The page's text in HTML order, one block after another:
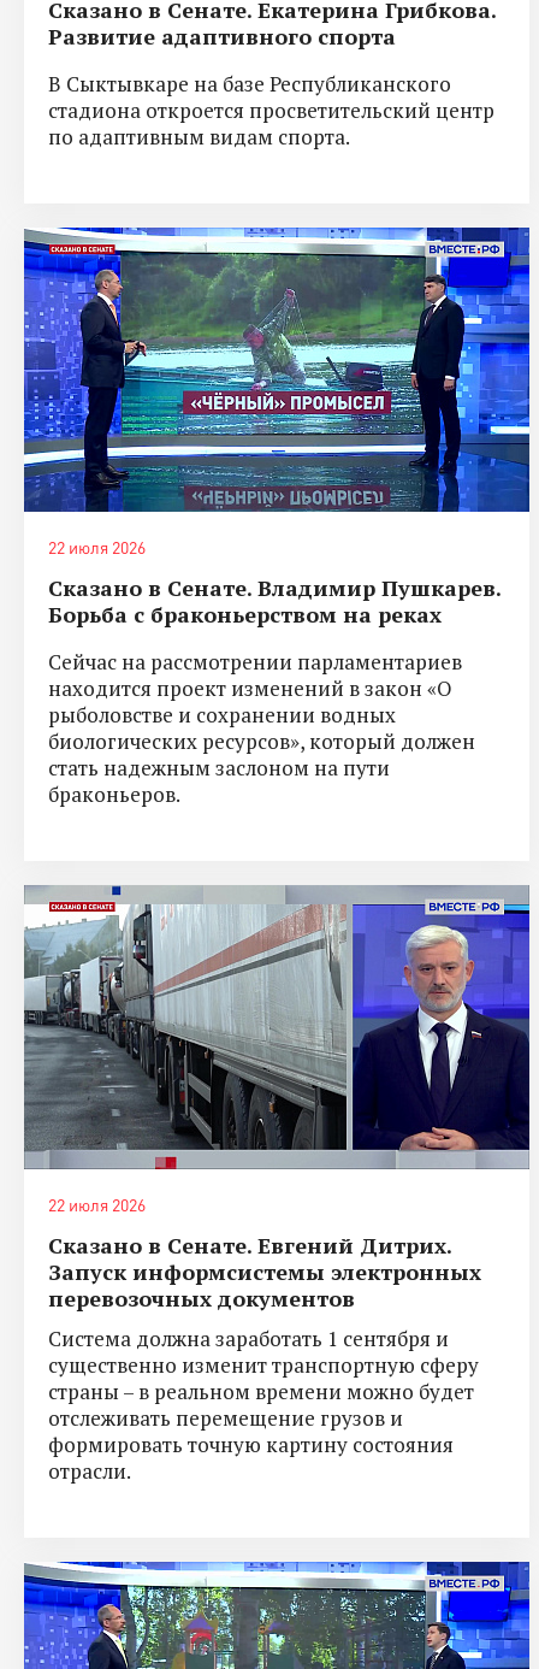
Сказано в Сенате. Екатерина Грибкова.
Развитие адаптивного спорта
В Сыктывкаре на базе Республиканского
стадиона откроется просветительский центр
по адаптивным видам спорта.
22 июля 2026
Сказано в Сенате. Владимир Пушкарев.
Борьба с браконьерством на реках
Сейчас на рассмотрении парламентариев
находится проект изменений в закон «О
рыболовстве и сохранении водных
биологических ресурсов», который должен
стать надежным заслоном на пути
браконьеров.
22 июля 2026
Сказано в Сенате. Евгений Дитрих.
Запуск информсистемы электронных
перевозочных документов
Система должна заработать 1 сентября и
существенно изменит транспортную сферу
страны – в реальном времени можно будет
отслеживать перемещение грузов и
формировать точную картину состояния
отрасли.